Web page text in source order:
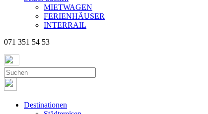
MIETWAGEN
FERIENHÄUSER
INTERRAIL
071 351 54 53
Destinationen